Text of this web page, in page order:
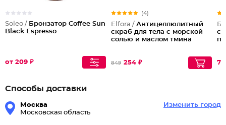
Soleo / Бронзатор Coffee Sun
Black Espresso
от 209 ₽
(4)
Elfora / Антицеллюлитный
скраб для тела с морской
солью и маслом тмина
849 254 ₽
Способы доставки
Москва
Московская область
Изменить город